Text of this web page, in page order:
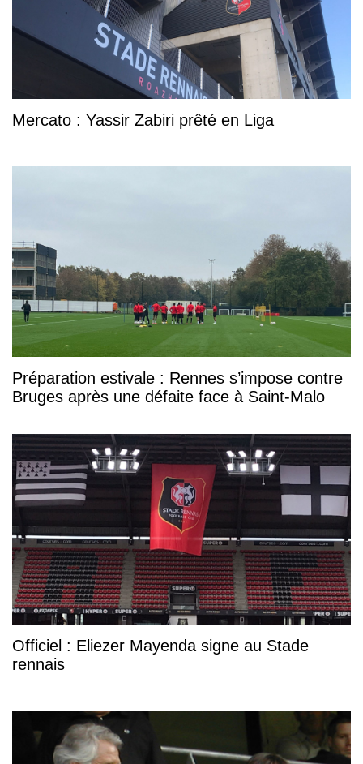
Mercato : Yassir Zabiri prêté en Liga
Préparation estivale : Rennes s’impose contre
Bruges après une défaite face à Saint-Malo
Officiel : Eliezer Mayenda signe au Stade
rennais